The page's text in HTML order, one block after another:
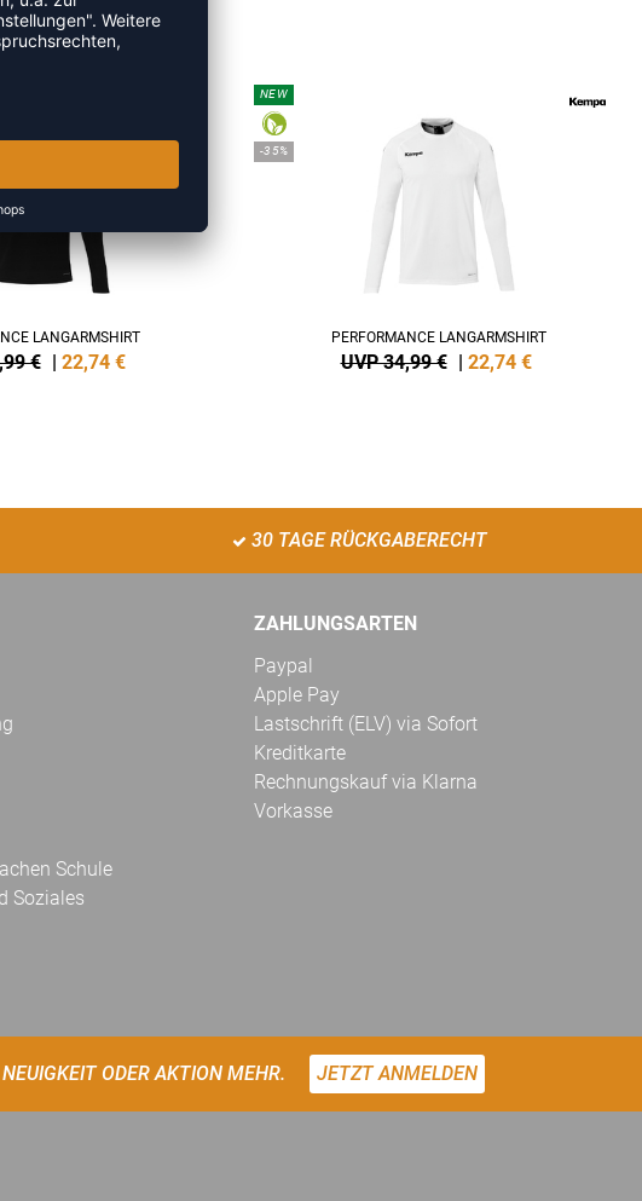
LANGARMSHIRT
€ | 22,74 €
NEW
-35%
PERFORMANCE LANGARMSHIRT
UVP 34,99 € | 22,74 €
30 TAGE RÜCKGABERECHT
Schule
Soziales
ZAHLUNGSARTEN
Paypal
Apple Pay
Lastschrift (ELV) via Sofort
Kreditkarte
Rechnungskauf via Klarna
Vorkasse
ODER AKTION MEHR. JETZT ANMELDEN